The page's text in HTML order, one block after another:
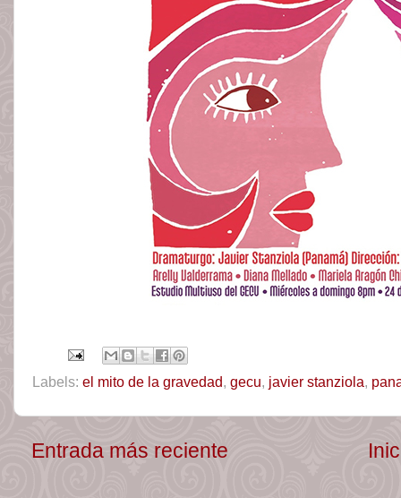
Labels: el mito de la gravedad, gecu, javier stanziola,
Entrada más reciente